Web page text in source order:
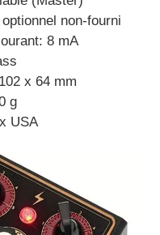
non-fourni
8 mA
x 64 mm
g
USA